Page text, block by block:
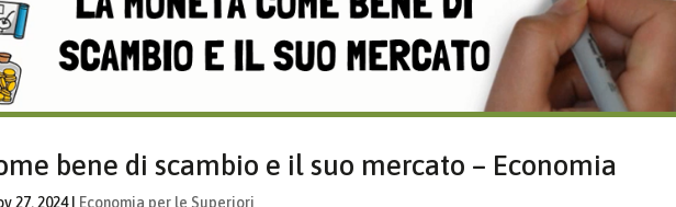
bene di scambio e il suo mercato – Economia
27, 2024| Economia per le Superiori